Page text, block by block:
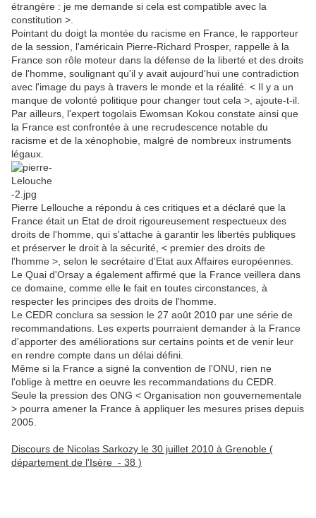
étrangère : je me demande si cela est compatible avec la
constitution >.
Pointant du doigt la montée du racisme en France, le rapporteur
de la session, l'américain Pierre-Richard Prosper, rappelle à la
France son rôle moteur dans la défense de la liberté et des droits
de l'homme, soulignant qu'il y avait aujourd'hui une contradiction
avec l'image du pays à travers le monde et la réalité. < Il y a un
manque de volonté politique pour changer tout cela >, ajoute-t-il.
Par ailleurs, l'expert togolais Ewomsan Kokou constate ainsi que
la France est confrontée à une recrudescence notable du
racisme et de la xénophobie, malgré de nombreux instruments
légaux.
Pierre Lellouche a répondu à ces critiques et a déclaré que la
France était un Etat de droit rigoureusement respectueux des
droits de l'homme, qui s'attache à garantir les libertés publiques
et préserver le droit à la sécurité, < premier des droits de
l'homme >, selon le secrétaire d'Etat aux Affaires européennes.
Le Quai d'Orsay a également affirmé que la France veillera dans
ce domaine, comme elle le fait en toutes circonstances, à
respecter les principes des droits de l'homme.
Le CEDR conclura sa session le 27 août 2010 par une série de
recommandations. Les experts pourraient demander à la France
d'apporter des améliorations sur certains points et de venir leur
en rendre compte dans un délai défini.
Même si la France a signé la convention de l'ONU, rien ne
l'oblige à mettre en oeuvre les recommandations du CEDR.
Seule la pression des ONG < Organisation non gouvernementale
> pourra amener la France à appliquer les mesures prises depuis
2005.
Discours de Nicolas Sarkozy le 30 juillet 2010 à Grenoble (
département de l'Isère - 38 )